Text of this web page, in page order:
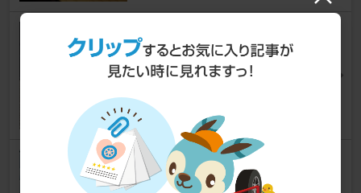
ギャランフォルティス
sino Kさん
YR-Advance ABS 3連メーター
フード